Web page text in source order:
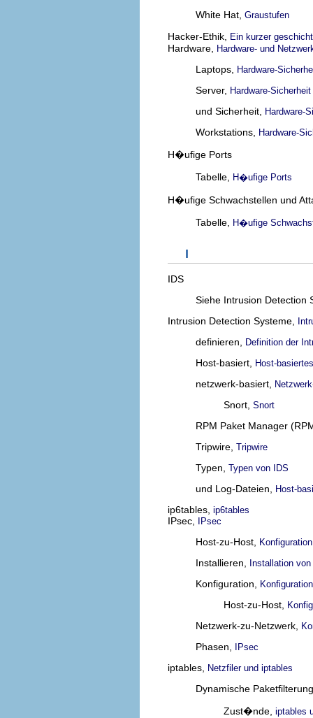
White Hat, Graustufen
Hacker-Ethik, Ein kurzer
Hardware, Hardware- und
Laptops, Hardware-
Server, Hardware-Sicherheit
und Sicherheit, Hardware-
Workstations, Hardware-
H�ufige Ports
Tabelle, H�ufige Ports
H�ufige Schwachstellen und
Tabelle, H�ufige
I
IDS
Siehe Intrusion Detection
Intrusion Detection Systeme,
definieren, Definition der
Host-basiert, Host-
netzwerk-basiert,
Snort, Snort
RPM Paket Manager
Tripwire, Tripwire
Typen, Typen von IDS
und Log-Dateien, Host-
ip6tables, ip6tables
IPsec, IPsec
Host-zu-Host,
Installieren, Installation
Konfiguration,
Host-zu-Host,
Netzwerk-zu-Netzwerk,
Phasen, IPsec
iptables, Netzfiler und iptables
Dynamische
Zust�nde, iptables